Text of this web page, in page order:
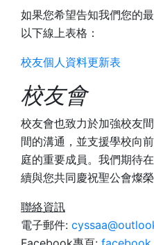
如果您希望告知我們您的
以下線上表格：
校友個人資料更新表
校友會
校友會也致力於加強校友
間的溝通，並支援學校向
庭的重要成員。我們期待
續與您共同慶祝聖公會燦
聯絡資訊
電子郵件: